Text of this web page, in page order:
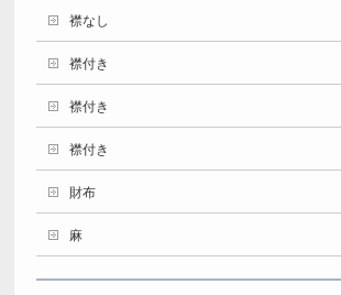
襟なし
襟付き
襟付き
襟付き
財布
麻